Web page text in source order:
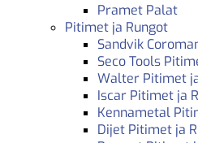
Pramet Palat
Pitimet ja Rungot
Sandvik
Seco Tools
Walter Pitimet
Iscar Pitimet ja
Kennametal
Dijet Pitimet ja